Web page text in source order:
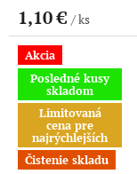
1,10 € / ks
Akcia
Posledné kusy
skladom
Limitovaná
cena pre
najrýchlejších
Čistenie skladu